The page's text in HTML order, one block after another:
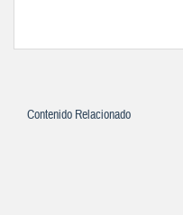
Contenido Relacionado